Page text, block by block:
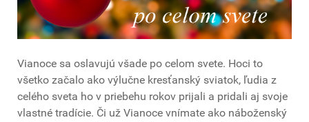
Vianoce sa oslavujú všade po celom svete. Hoci to
všetko začalo ako výlučne kresťanský sviatok, ľudia z
celého sveta ho v priebehu rokov prijali a pridali aj svoje
vlastné tradície. Či už Vianoce vnímate ako náboženský